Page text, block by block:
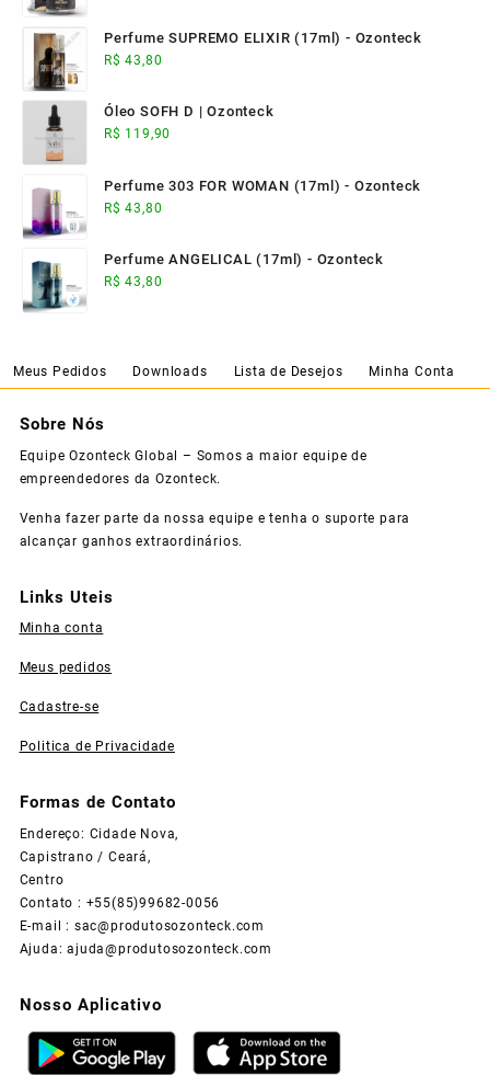
Perfume SUPREMO ELIXIR (17ml) - Ozonteck
R$ 43,80
Óleo SOFH D | Ozonteck
R$ 119,90
Perfume 303 FOR WOMAN (17ml) - Ozonteck
R$ 43,80
Perfume ANGELICAL (17ml) - Ozonteck
R$ 43,80
Meus Pedidos Downloads Lista de Desejos Minha Conta
Sobre Nós
Equipe Ozonteck Global – Somos a maior equipe de
empreendedores da Ozonteck.
Venha fazer parte da nossa equipe e tenha o suporte para
alcançar ganhos extraordinários.
Links Uteis
Minha conta
Meus pedidos
Cadastre-se
Politica de Privacidade
Formas de Contato
Endereço: Cidade Nova,
Capistrano / Ceará,
Centro
Contato : +55(85)99682-0056
E-mail : sac@produtosozonteck.com
Ajuda:ajuda@produtosozonteck.com
Nosso Aplicativo